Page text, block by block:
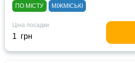
ПО МІСТУ МІЖМІСЬКІ
Ціна посадки
1 грн